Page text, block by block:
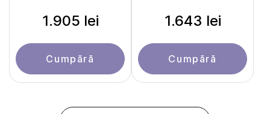
1.905 lei
Cumpără
1.643 lei
Cumpără